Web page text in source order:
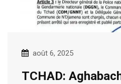
août 6, 2025
TCHAD: